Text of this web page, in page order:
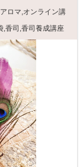
アロマ オンライン講
香司 香司養成講座